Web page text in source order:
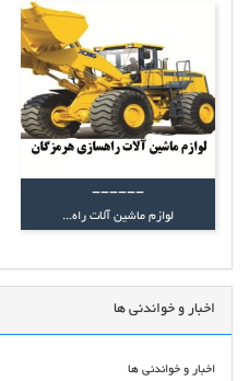
------
لوازم ماشین آلات راه...
اخبار و خواندنی ها
اخبار و خواندنی ها